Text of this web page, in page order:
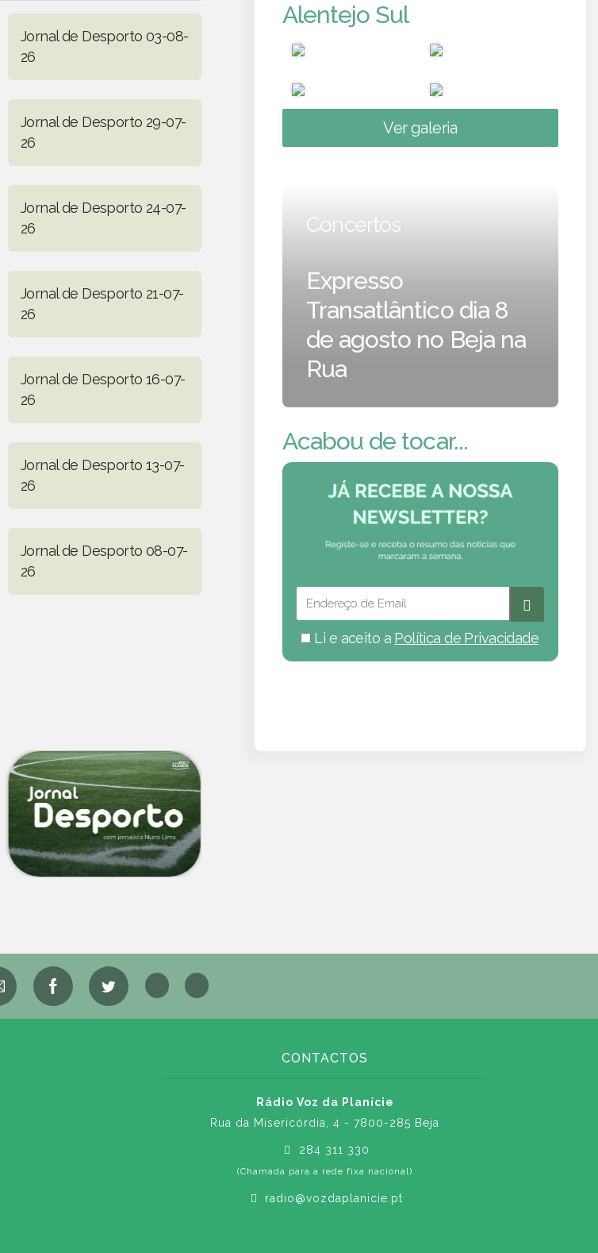
Jornal de Desporto 03-08-
26
Jornal de Desporto 29-07-
26
Jornal de Desporto 24-07-
26
Jornal de Desporto 21-07-
26
Jornal de Desporto 16-07-
26
Jornal de Desporto 13-07-
26
Jornal de Desporto 08-07-
26
Alentejo Sul
Ver galeria
Concertos
Expresso
Transatlântico dia 8
de agosto no Beja na
Rua
Acabou de tocar...
Li e aceito a Política de Privacidade
CONTACTOS
Rádio Voz da Planície
Rua da Misericórdia, 4 - 7800-285 Beja
284 311 330
(Chamada para a rede fixa nacional)
radio@vozdaplanicie.pt